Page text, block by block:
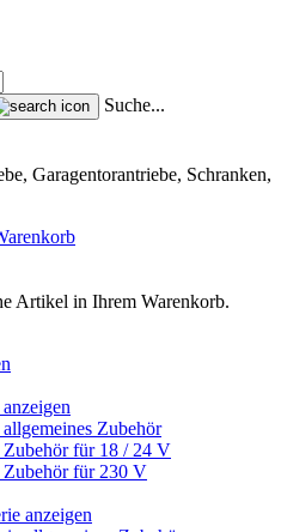
Suche...
Garagentorantriebe, Schranken,
Artikel in Ihrem Warenkorb.
Zubehör
für 18 / 24 V
für 230 V
anzeigen